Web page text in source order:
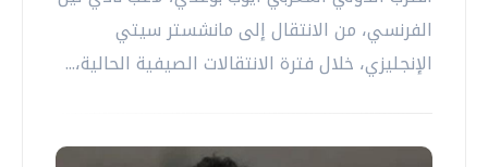
الفرنسي، من الانتقال إلى مانشستر سيتي
الإنجليزي، خلال فترة الانتقالات الصيفية الحالية،...